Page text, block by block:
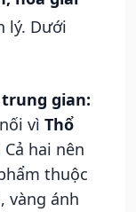
lý. Dưới
gian:
vì Thổ
Cả hai nên
thuộc
vàng ánh